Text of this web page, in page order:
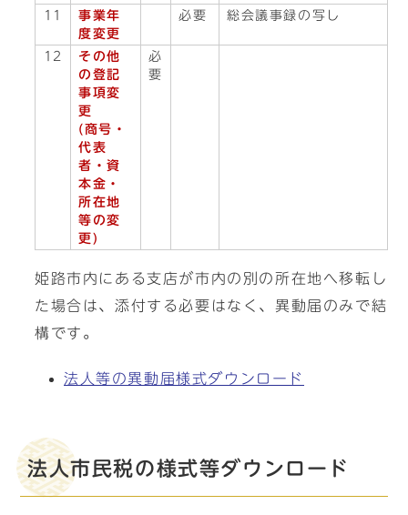
11
事業年
度変更
必要 総会議事録の写し
12
その他
の登記
事項変
更
(商号・
代表
者・資
本金・
所在地
等の変
更)
必
要
姫路市内にある支店が市内の別の所在地へ移転し
た場合は、添付する必要はなく、異動届のみで結
構です。
法人等の異動届様式ダウンロード
法人市民税の様式等ダウンロード